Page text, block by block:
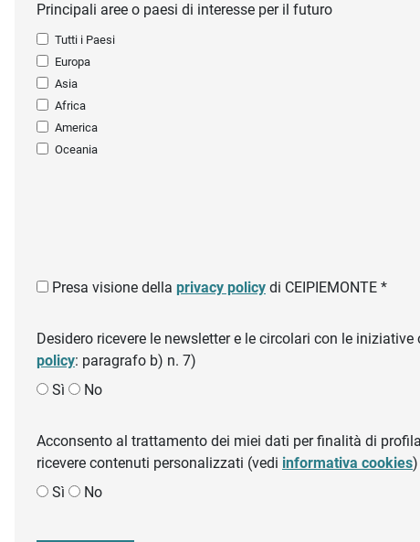
Principali aree o paesi di interesse per il futuro
Tutti i Paesi
Europa
Asia
Africa
America
Oceania
Presa visione della privacy policy di CEIPIEMONTE *
Desidero ricevere le newsletter e le circolari con le iniziative
policy: paragrafo b) n. 7)
Sì
No
Acconsento al trattamento dei miei dati per finalità di
ricevere contenuti personalizzati (vedi informativa cookies)
Sì
No